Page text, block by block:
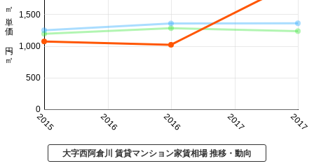
2015 2016 2016 2017 2017
0
500
1,000
1,500
㎡単価 円/㎡
大字西阿倉川 賃貸マンション家賃相場 推移・動向